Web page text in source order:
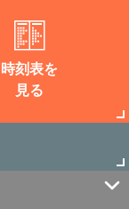
時刻表を
見る
